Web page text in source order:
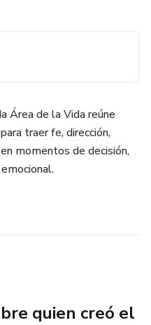
Área de la Vida reúne
traer fe, dirección,
momentos de decisión,
quien creó el